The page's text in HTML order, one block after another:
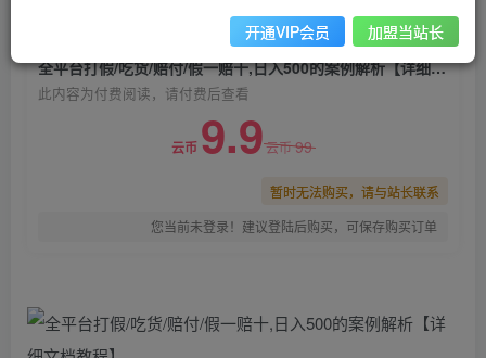
全平台打假/吃货/赔付/假一赔十,日入500的案例解析【详细文档教程】
此内容为付费阅读，请付费后查看
云币 9.9云币99
暂时无法购买，请与站长联系
您当前未登录！建议登陆后购买，可保存购买订单
开通VIP会员 加盟当站长